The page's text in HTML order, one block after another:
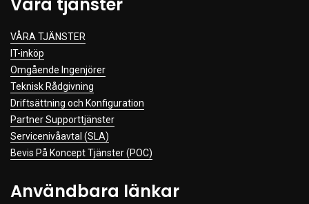
Våra tjänster
VÅRA TJÄNSTER
IT-inköp
Omgående Ingenjörer
Teknisk Rådgivning
Driftsättning och Konfiguration
Partner Supporttjänster
Servicenivåavtal (SLA)
Bevis På Koncept Tjänster (POC)
Användbara länkar